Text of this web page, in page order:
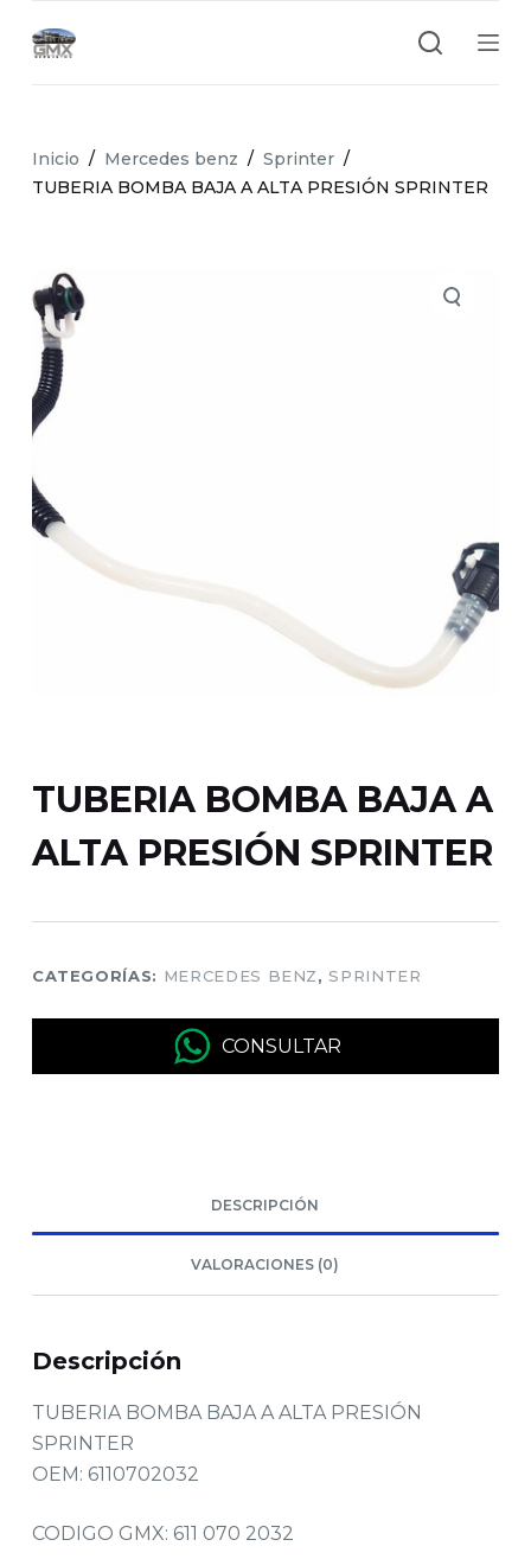
a
a
o
e
n
d
o
Inicio / Mercedes benz / Sprinter /
TUBERIA BOMBA BAJA A ALTA PRESIÓN SPRINTER
TUBERIA BOMBA BAJA A
ALTA PRESIÓN SPRINTER
CATEGORÍAS: MERCEDES BENZ,SPRINTER
CONSULTAR
DESCRIPCIÓN
VALORACIONES (0)
Descripción
TUBERIA BOMBA BAJA A ALTA PRESIÓN
SPRINTER
OEM: 6110702032
CODIGO GMX: 611 070 2032